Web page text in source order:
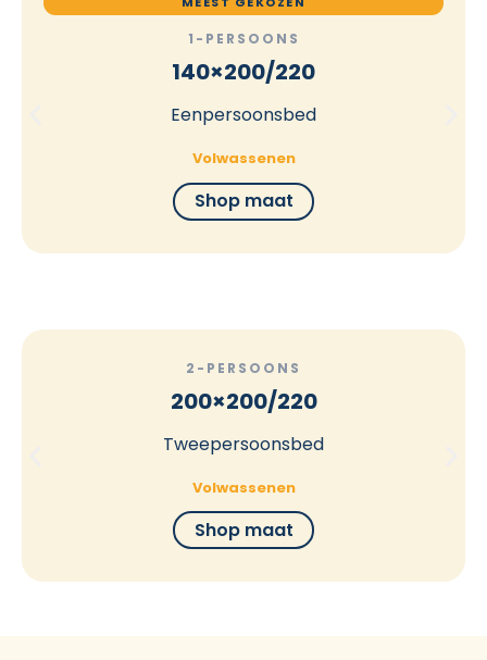
1-PERSOONS
140×200/220
Eenpersoonsbed
Volwassenen
Shop maat
2-PERSOONS
200×200/220
Tweepersoonsbed
Volwassenen
Shop maat